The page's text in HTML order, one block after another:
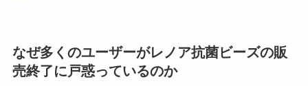
なぜ多くのユーザーがレノア抗菌ビーズの販
売終了に戸惑っているのか